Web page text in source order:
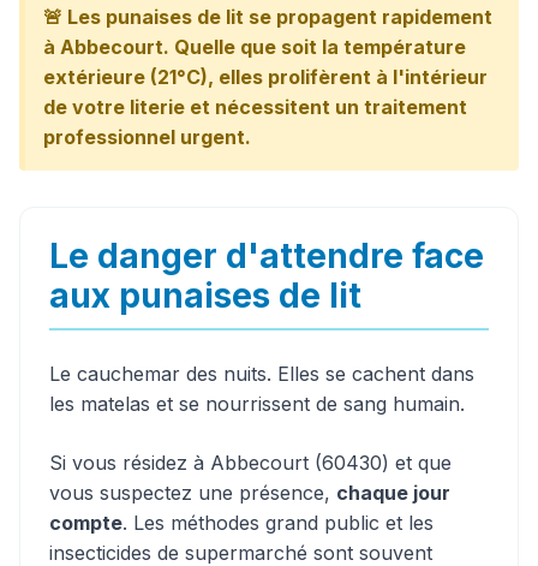
🚨 Les punaises de lit se propagent rapidement
à Abbecourt. Quelle que soit la température
extérieure (21°C), elles prolifèrent à l'intérieur
de votre literie et nécessitent un traitement
professionnel urgent.
Le danger d'attendre face
aux punaises de lit
Le cauchemar des nuits. Elles se cachent dans
les matelas et se nourrissent de sang humain.
Si vous résidez à Abbecourt (60430) et que
vous suspectez une présence, chaque jour
compte. Les méthodes grand public et les
insecticides de supermarché sont souvent